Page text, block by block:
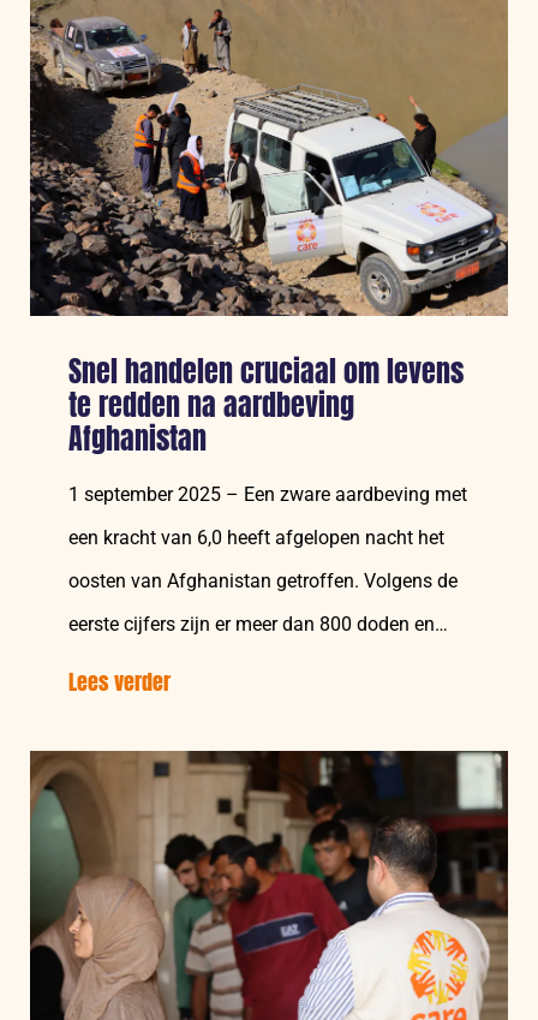
grote
hulporganisaties
roepen
op
tot
ingrijpen
na
conclusie
VN
over
Snel handelen cruciaal om levens
te redden na aardbeving
Afghanistan
1 september 2025 – Een zware aardbeving met
een kracht van 6,0 heeft afgelopen nacht het
oosten van Afghanistan getroffen. Volgens de
eerste cijfers zijn er meer dan 800 doden en…
Lees verder
handelen
cruciaal
levens
te
redden
na
aardbeving
Afghanistan